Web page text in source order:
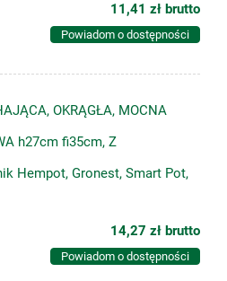
11,41 zł brutto
Powiadom o dostępności
OKRĄGŁA, MOCNA
h27cm fi35cm, Z
Hempot, Gronest, Smart Pot,
14,27 zł brutto
Powiadom o dostępności